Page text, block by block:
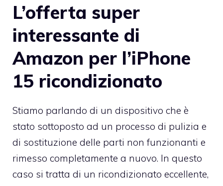
L’offerta super
interessante di
Amazon per l’iPhone
15 ricondizionato
Stiamo parlando di un dispositivo che è
stato sottoposto ad un processo di pulizia e
di sostituzione delle parti non funzionanti e
rimesso completamente a nuovo. In questo
caso si tratta di un ricondizionato eccellente,